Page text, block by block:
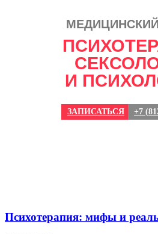
И
ЗАПИСАТЬСЯ +7
Просто
Психотерапия: мифы и